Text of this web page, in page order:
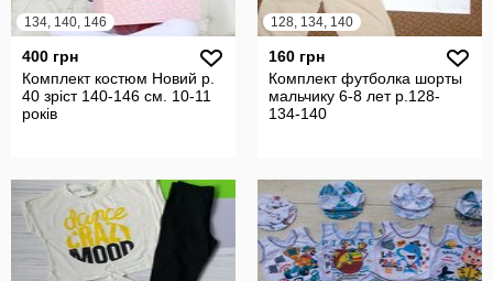
134, 140, 146
400 грн
Комплект костюм Новий р.
40 зріст 140-146 см. 10-11
років
128, 134, 140
160 грн
Комплект футболка шорты
мальчику 6-8 лет р.128-
134-140